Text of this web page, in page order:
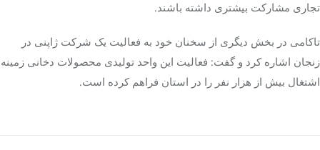
تجاری مشارکت بیشتری داشته باشند.
تاکامی در بخش دیگری از سخنان خود به فعالیت یک شرکت ژاپنی در
زنجان اشاره کرد و گفت: فعالیت این واحد تولیدی محصولات دخانی زمینه
اشتغال بیش از هزار نفر را در استان فراهم کرده است.